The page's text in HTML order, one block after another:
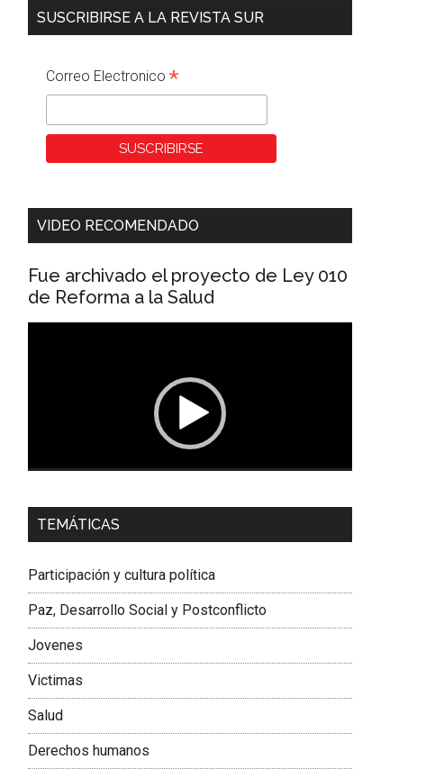
SUSCRIBIRSE A LA REVISTA SUR
Correo Electronico *
VIDEO RECOMENDADO
Fue archivado el proyecto de Ley 010
de Reforma a la Salud
Dra. Carolina Corcho Mejía,
Latinoamericana Sur, Vicepresidenta Federación
TEMÁTICAS
Participación y cultura política
Paz, Desarrollo Social y Postconflicto
Jovenes
Victimas
Salud
Derechos humanos